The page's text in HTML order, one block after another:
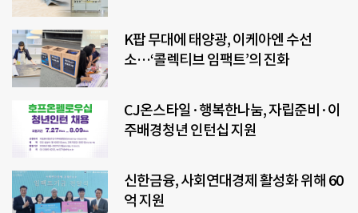
K팝 무대에 태양광, 이케아엔 수선
소…‘콜렉티브 임팩트’의 진화
CJ온스타일·행복한나눔, 자립준비·이
주배경청년 인턴십 지원
신한금융, 사회연대경제 활성화 위해 60
억 지원